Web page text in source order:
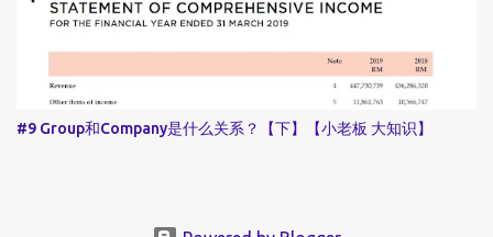
#9 Group和Company是什么关系？【下】【小老板 大知识】